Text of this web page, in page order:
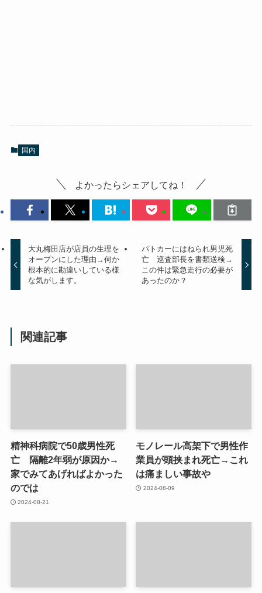
国内
よかったらシェアしてね！
大丸梅田店が店員の生理を
オープンにした理由→何か
根本的に勘違いしている様
な気がします。
パトカーにはねられ男児死
亡 巡査部長を書類送検→
この件は緊急走行の必要が
あったのか？
関連記事
精神科病院で50歳男性死
亡 隔離2年弱が原因か→
家でみてあげればよかった
のでは
2024-08-21
モノレール高架下で男性作
業員が頭挟まれ死亡→これ
は痛ましい事故や
2024-08-09